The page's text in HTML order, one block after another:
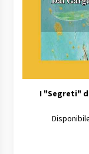
I "Segreti"